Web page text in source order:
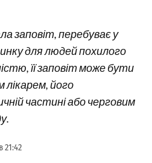
заповіт, перебуває у
для людей похилого
її заповіт може бути
лікарем, його
частині або черговим
21:42